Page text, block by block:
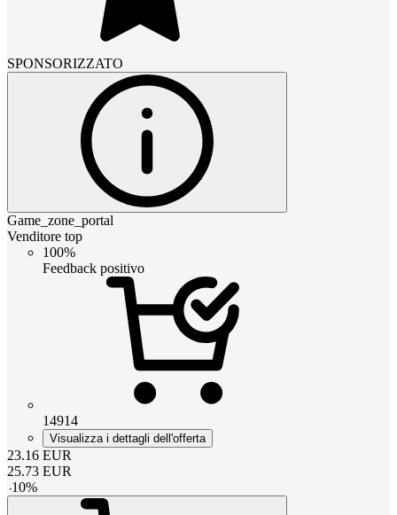
SPONSORIZZATO
Game_zone_portal
Venditore top
100%
Feedback positivo
14914
Visualizza i dettagli dell'offerta
23.16 EUR
25.73 EUR
-10%